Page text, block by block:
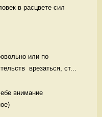
в расцвете сил
или по
врезаться, ст...
внимание